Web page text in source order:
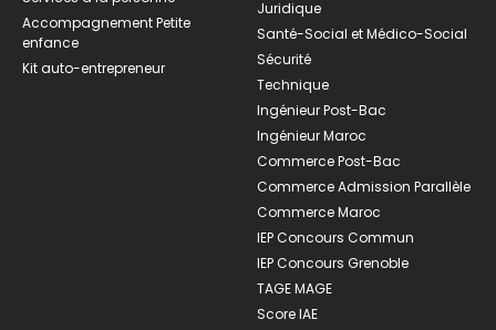
Accompagnement Petite
enfance
Kit auto-entrepreneur
Juridique
Santé-Social et Médico-Social
Sécurité
Technique
Ingénieur Post-Bac
Ingénieur Maroc
Commerce Post-Bac
Commerce Admission Parallèle
Commerce Maroc
IEP Concours Commun
IEP Concours Grenoble
TAGE MAGE
Score IAE